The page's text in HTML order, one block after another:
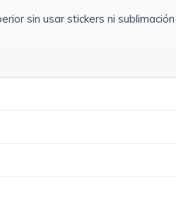
sin usar stickers ni sublimación